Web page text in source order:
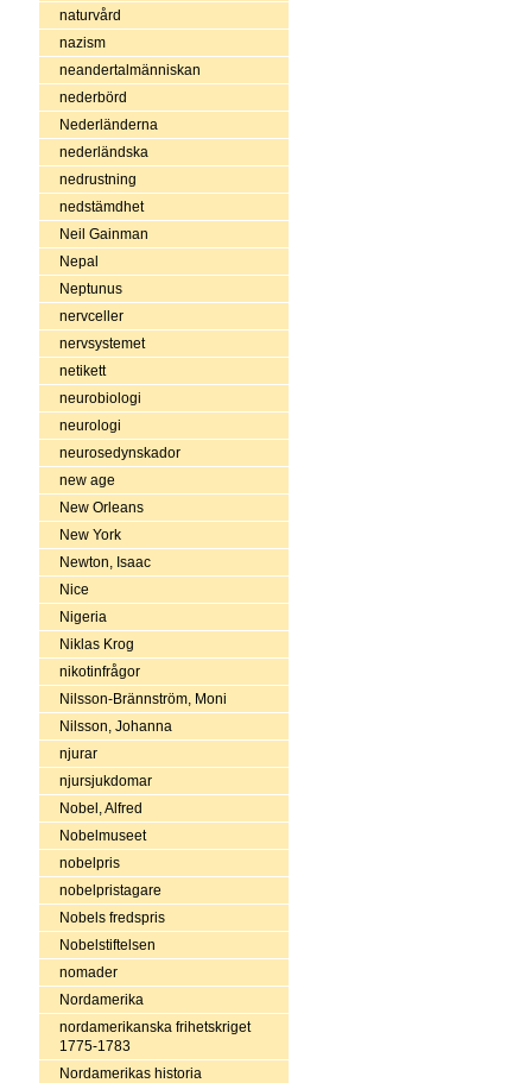
naturvård
nazism
neandertalmänniskan
nederbörd
Nederländerna
nederländska
nedrustning
nedstämdhet
Neil Gainman
Nepal
Neptunus
nervceller
nervsystemet
netikett
neurobiologi
neurologi
neurosedynskador
new age
New Orleans
New York
Newton, Isaac
Nice
Nigeria
Niklas Krog
nikotinfrågor
Nilsson-Brännström, Moni
Nilsson, Johanna
njurar
njursjukdomar
Nobel, Alfred
Nobelmuseet
nobelpris
nobelpristagare
Nobels fredspris
Nobelstiftelsen
nomader
Nordamerika
nordamerikanska frihetskriget
1775-1783
Nordamerikas historia